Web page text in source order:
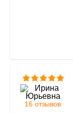
16 отзывов